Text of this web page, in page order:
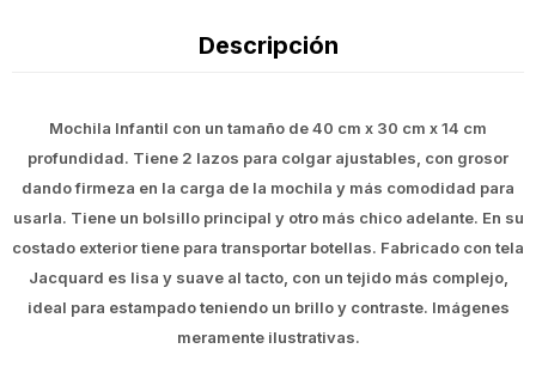
Descripción
Mochila Infantil con un tamaño de 40 cm x 30 cm x 14 cm
profundidad. Tiene 2 lazos para colgar ajustables, con grosor
dando firmeza en la carga de la mochila y más comodidad para
usarla. Tiene un bolsillo principal y otro más chico adelante. En su
costado exterior tiene para transportar botellas. Fabricado con tela
Jacquard es lisa y suave al tacto, con un tejido más complejo,
ideal para estampado teniendo un brillo y contraste. Imágenes
meramente ilustrativas.